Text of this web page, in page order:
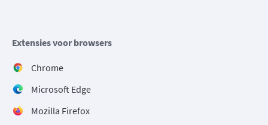
Extensies voor browsers
Chrome
Microsoft Edge
Mozilla Firefox